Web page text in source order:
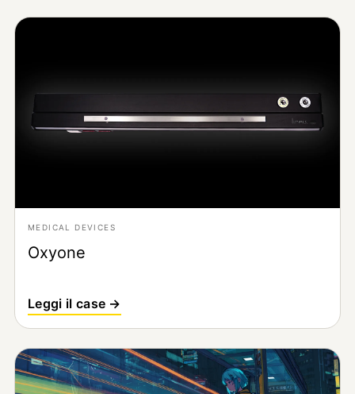
MEDICAL DEVICES
Oxyone
Leggi il case →